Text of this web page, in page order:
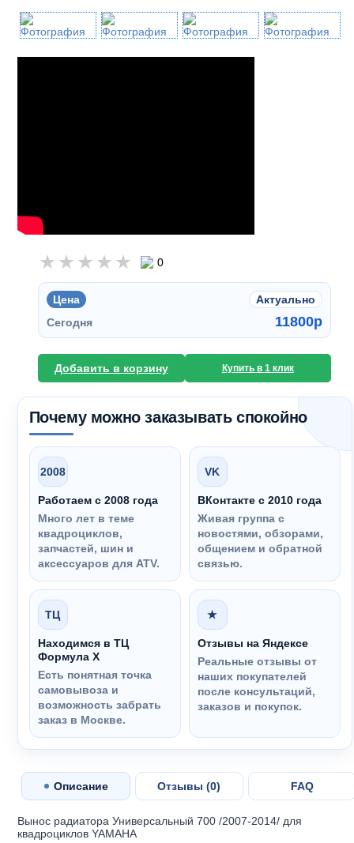
0
Цена
Актуально
Сегодня
11800p
Добавить в корзину Купить в 1 клик
Почему можно заказывать спокойно
2008
Работаем с 2008 года
Много лет в теме
квадроциклов,
запчастей, шин и
аксессуаров для ATV.
VK
ВКонтакте с 2010 года
Живая группа с
новостями, обзорами,
общением и обратной
связью.
ТЦ
Находимся в ТЦ
Формула Х
Есть понятная точка
самовывоза и
возможность забрать
заказ в Москве.
★
Отзывы на Яндексе
Реальные отзывы от
наших покупателей
после консультаций,
заказов и покупок.
Описание Отзывы (0) FAQ
Вынос радиатора Универсальный 700 /2007-2014/ для
квадроциклов YAMAHA